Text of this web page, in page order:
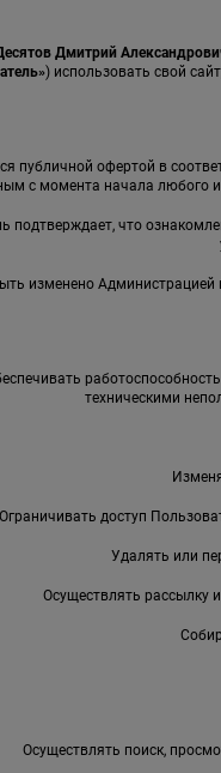
Дмитрий
) использовать свой
публичной офертой в
с момента начала любого
подтверждает, что
изменено Администрацией
техническими
Ограничивать доступ
Удалять или
Осуществлять рассылку
Осуществлять поиск,